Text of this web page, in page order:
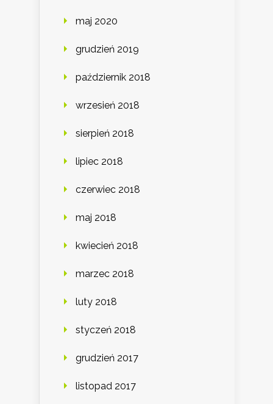
maj 2020
grudzień 2019
październik 2018
wrzesień 2018
sierpień 2018
lipiec 2018
czerwiec 2018
maj 2018
kwiecień 2018
marzec 2018
luty 2018
styczeń 2018
grudzień 2017
listopad 2017